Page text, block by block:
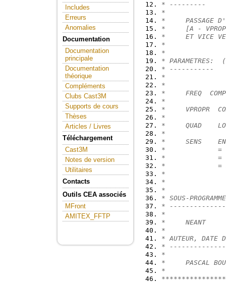
Includes
Erreurs
Anomalies
Documentation
Documentation
principale
Documentation
théorique
Compléments
Clubs Cast3M
Supports de cours
Thèses
Articles / Livres
Téléchargement
Cast3M
Notes de version
Utilitaires
Contacts
Outils CEA associés
MFront
AMITEX_FFTP
* ---------
*
*     PASSAGE
*     [A -
*     ET VICE
*
*
* PARAMETRES:
* -----------
*
*
*     FREQ
*
*     VPROPR
*
*     QUAD
*
*     SENS
*             = 1 :
*             = 2 :
*             = 3 :
*
*
*
* SOUS-
*
*
*     NEANT
*
* AUTEUR, DATE
*
*
*     PASCAL
*